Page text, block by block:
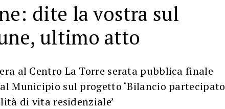
dite la vostra sul
ultimo atto
al Centro La Torre serata pubblica finale
Municipio sul progetto ‘Bilancio partecipato
di vita residenziale’